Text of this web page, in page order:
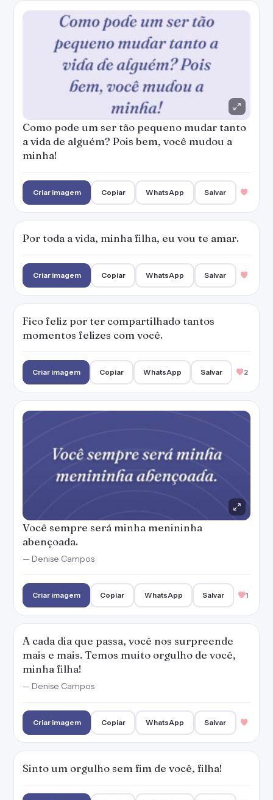
Como pode um ser tão pequeno mudar tanto
a vida de alguém? Pois bem, você mudou a
minha!
Criar imagem Copiar WhatsApp Salvar
Por toda a vida, minha filha, eu vou te amar.
Criar imagem Copiar WhatsApp Salvar
Fico feliz por ter compartilhado tantos
momentos felizes com você.
Criar imagem Copiar WhatsApp Salvar 2
Você sempre será minha menininha
abençoada.
— Denise Campos
Criar imagem Copiar WhatsApp Salvar 1
A cada dia que passa, você nos surpreende
mais e mais. Temos muito orgulho de você,
minha filha!
— Denise Campos
Criar imagem Copiar WhatsApp Salvar
Sinto um orgulho sem fim de você, filha!